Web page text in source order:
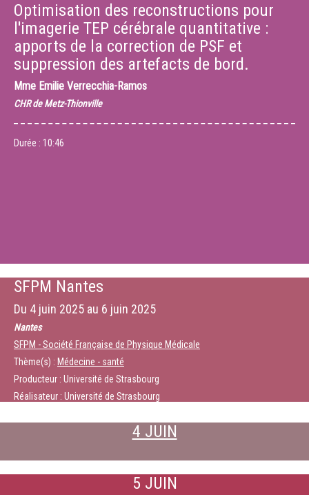
Optimisation des reconstructions pour
l'imagerie TEP cérébrale quantitative :
apports de la correction de PSF et
suppression des artefacts de bord.
Mme Emilie Verrecchia-Ramos
CHR de Metz-Thionville
Durée : 10:46
SFPM Nantes
Du 4 juin 2025 au 6 juin 2025
Nantes
SFPM - Société Française de Physique Médicale
Thème(s) : Médecine - santé
Producteur : Université de Strasbourg
Réalisateur : Université de Strasbourg
4 JUIN
5 JUIN